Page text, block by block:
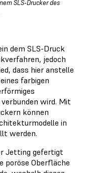
SLS-Drucker des
dem SLS-Druck
jedoch
dass hier anstelle
farbigen
wird. Mit
können
in
werden.
Jetting gefertigt
poröse Oberfläche